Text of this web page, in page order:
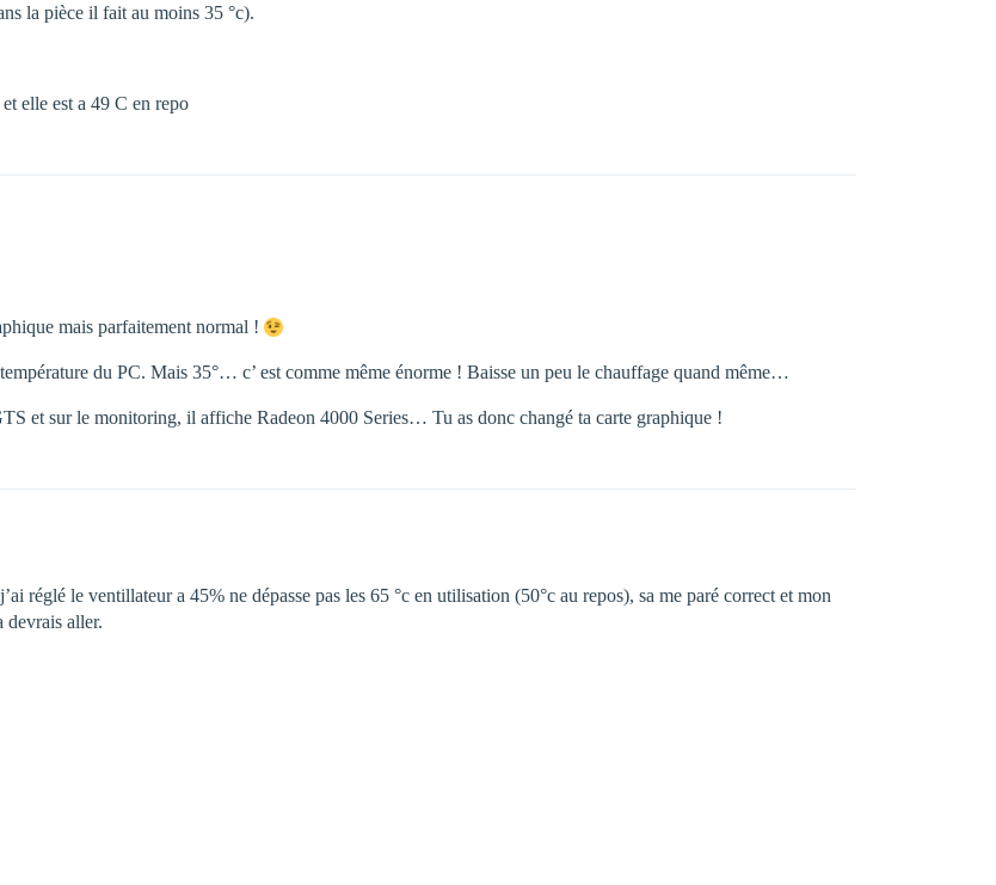
la pièce il fait au moins 35 °c).
elle est a 49 C en repo
mais parfaitement normal !
du PC. Mais 35°… c’ est comme même énorme ! Baisse un peu le chauffage quand même…
et sur le monitoring, il affiche Radeon 4000 Series… Tu as donc changé ta carte graphique !
réglé le ventillateur a 45% ne dépasse pas les 65 °c en utilisation (50°c au repos), sa me paré correct et mon
devrais aller.